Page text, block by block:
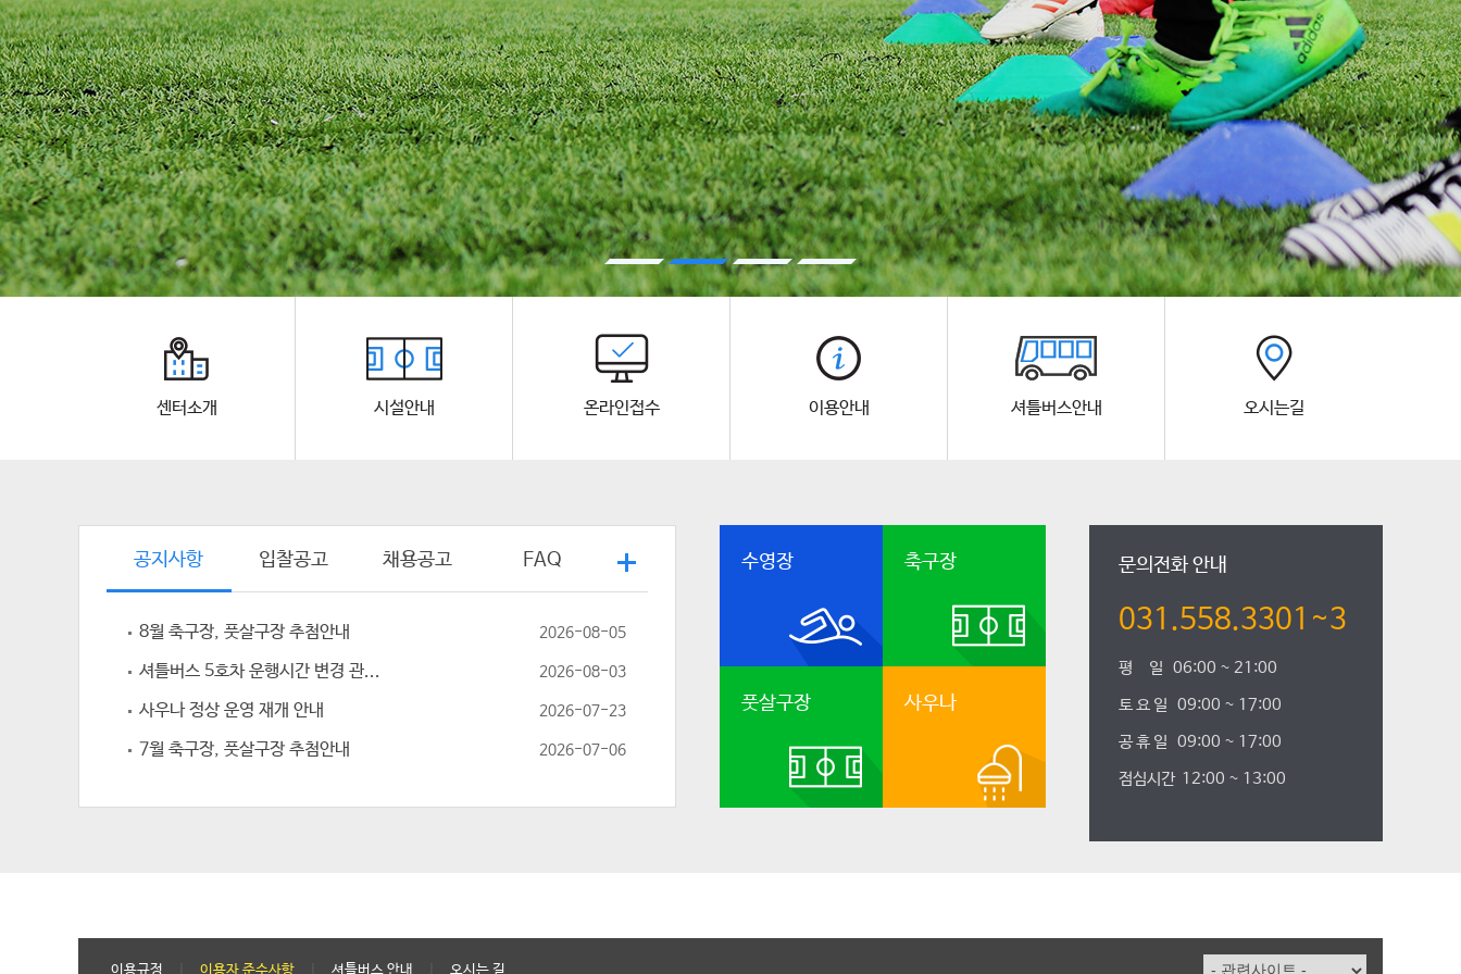
센터소개 시설안내 온라인접수 이용안내 셔틀버스안내 오시는길
공지사항 입찰공고 채용공고 FAQ
8월 축구장, 풋살구장 추첨안내 2026-08-05
셔틀버스 5호차 운행시간 변경 관... 2026-08-03
사우나 정상 운영 재개 안내 2026-07-23
7월 축구장, 풋살구장 추첨안내 2026-07-06
수영장 축구장
풋살구장 사우나
문의전화 안내
031.558.3301~3
평 일 06:00 ~ 21:00
토 요 일 09:00 ~ 17:00
공 휴 일 09:00 ~ 17:00
점심시간 12:00 ~ 13:00
이용규정 이용자 준수사항 셔틀버스 안내 오시는 길